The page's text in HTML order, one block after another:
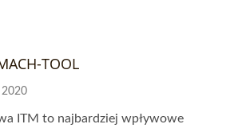
TOOL
2020
ITM to najbardziej wpływowe